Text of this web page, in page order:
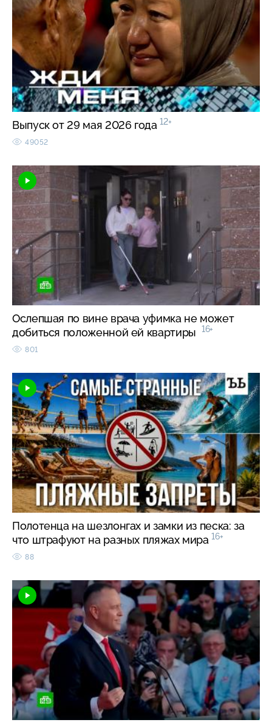
Выпуск от 29 мая 2026 года 12+
49052
Ослепшая по вине врача уфимка не может
добиться положенной ей квартиры
16+
801
Полотенца на шезлонгах и замки из песка: за
что штрафуют на разных пляжах мира 16+
88